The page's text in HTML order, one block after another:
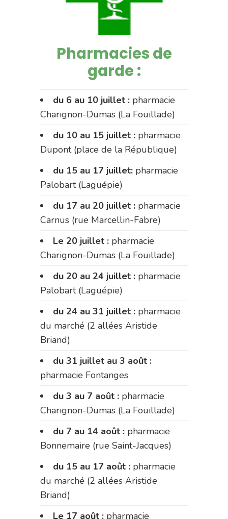
Pharmacies de
garde :
du 6 au 10 juillet : pharmacie
Charignon-Dumas (La Fouillade)
du 10 au 15 juillet : pharmacie
Dupont (place de la République)
du 15 au 17 juillet: pharmacie
Palobart (Laguépie)
du 17 au 20 juillet : pharmacie
Carnus (rue Marcellin-Fabre)
Le 20 juillet : pharmacie
Charignon-Dumas (La Fouillade)
du 20 au 24 juillet : pharmacie
Palobart (Laguépie)
du 24 au 31 juillet : pharmacie
du marché (2 allées Aristide
Briand)
du 31 juillet au 3 août :
pharmacie Fontanges
du 3 au 7 août : pharmacie
Charignon-Dumas (La Fouillade)
du 7 au 14 août : pharmacie
Bonnemaire (rue Saint-Jacques)
du 15 au 17 août : pharmacie
du marché (2 allées Aristide
Briand)
Le 17 août : pharmacie